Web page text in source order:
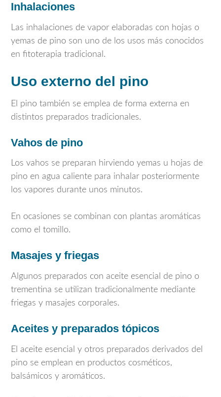
Inhalaciones
Las inhalaciones de vapor elaboradas con hojas o
yemas de pino son uno de los usos más conocidos
en fitoterapia tradicional.
Uso externo del pino
El pino también se emplea de forma externa en
distintos preparados tradicionales.
Vahos de pino
Los vahos se preparan hirviendo yemas u hojas de
pino en agua caliente para inhalar posteriormente
los vapores durante unos minutos.
En ocasiones se combinan con plantas aromáticas
como el tomillo.
Masajes y friegas
Algunos preparados con aceite esencial de pino o
trementina se utilizan tradicionalmente mediante
friegas y masajes corporales.
Aceites y preparados tópicos
El aceite esencial y otros preparados derivados del
pino se emplean en productos cosméticos,
balsámicos y aromáticos.